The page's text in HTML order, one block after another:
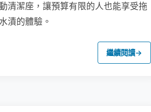
清潔座，讓預算有限的人也能享受拖
漬的體驗。
繼續閱讀→